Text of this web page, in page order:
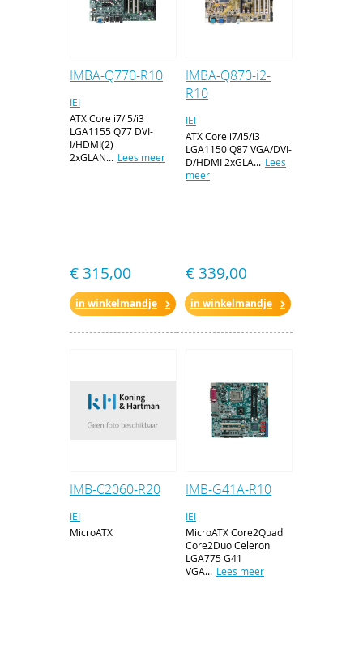
IMBA-Q770-R10
IEI
ATX Core i7/i5/i3
LGA1155 Q77 DVI-
I/HDMI(2)
2xGLAN... Lees meer
€ 315,00
in winkelmandje
IMBA-Q870-i2-
R10
IEI
ATX Core i7/i5/i3
LGA1150 Q87 VGA/DVI-
D/HDMI 2xGLA... Lees
meer
€ 339,00
in winkelmandje
IMB-C2060-R20
IEI
MicroATX
IMB-G41A-R10
IEI
MicroATX Core2Quad
Core2Duo Celeron
LGA775 G41
VGA... Lees meer